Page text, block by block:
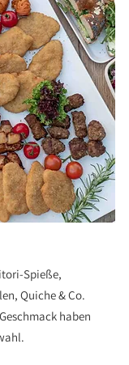
Spieße,
Quiche & Co.
haben